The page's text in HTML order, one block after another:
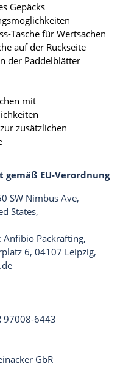
Gepäcks
Tasche für Wertsachen
auf der Rückseite
der Paddelblätter
mit
zusätzlichen
EU-Verordnung
SW Nimbus Ave,
States,
Anfibio Packrafting,
6, 04107 Leipzig,
97008-6443
GbR